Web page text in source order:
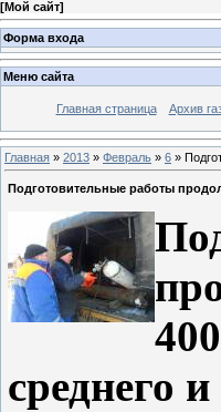
[Мой сайт]
Форма входа
Меню сайта
Главная страница Архив
Главная » 2013 » Февраль » 6 »
Подготовительные работы
среднего